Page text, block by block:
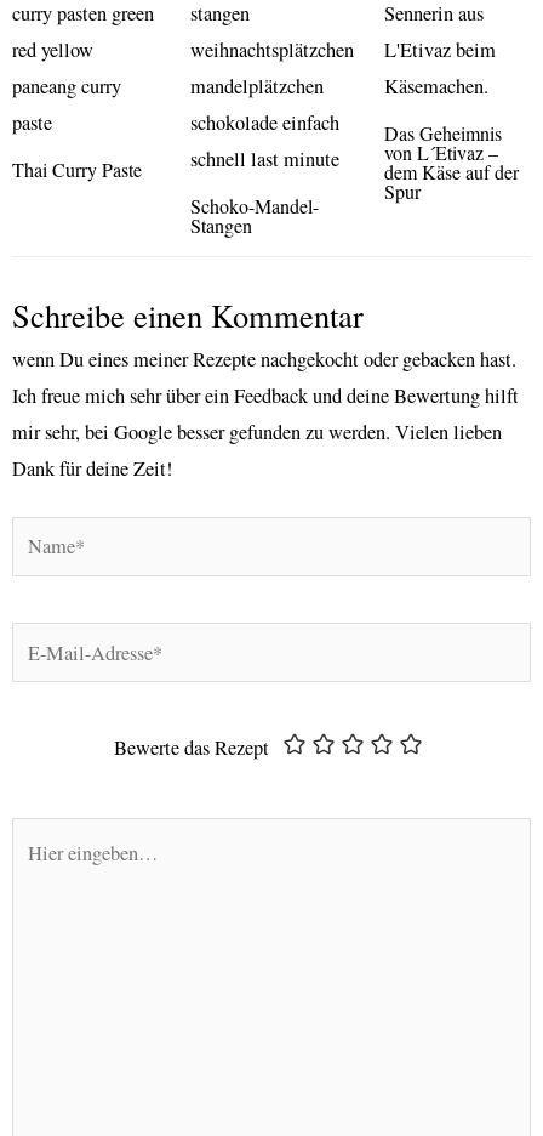
Thai Curry Paste
Schoko-Mandel-
Stangen
Das Geheimnis
von L´Etivaz –
dem Käse auf der
Spur
Schreibe einen Kommentar
wenn Du eines meiner Rezepte nachgekocht oder gebacken hast.
Ich freue mich sehr über ein Feedback und deine Bewertung hilft
mir sehr, bei Google besser gefunden zu werden. Vielen lieben
Dank für deine Zeit!
Name*
Mail-
Bewerte das Rezept
eingeben…